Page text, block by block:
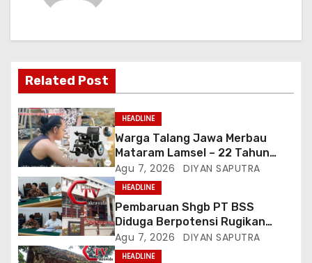
Related Post
HEADLINE
Warga Talang Jawa Merbau
Mataram Lamsel – 22 Tahun
Lumpuh Vina Agustina Viral Di
Tiktok Inginkan Kursi Roda
Listrik, Kepala Perwakilan
Provinsi Lampung Media
Cakrawala Tv Meminta Pemda
Lamsel Bertindak
Agu 7, 2026 DIYAN SAPUTRA
HEADLINE
Pembaruan Shgb PT BSS
Diduga Berpotensi Rugikan
Negara, Kementrian ATR/BPN Di
Gugat Di PTUN Jakarta
Agu 7, 2026 DIYAN SAPUTRA
HEADLINE